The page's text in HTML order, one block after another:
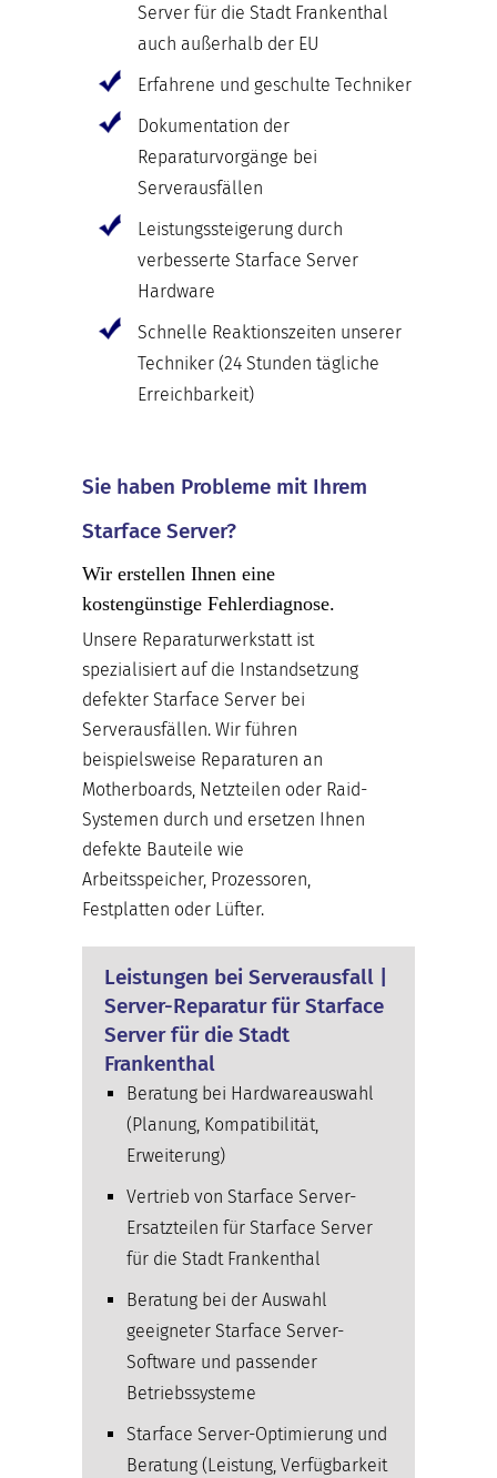
Server für die Stadt Frankenthal
auch außerhalb der EU
Erfahrene und geschulte Techniker
Dokumentation der
Reparaturvorgänge bei
Serverausfällen
Leistungssteigerung durch
verbesserte Starface Server
Hardware
Schnelle Reaktionszeiten unserer
Techniker (24 Stunden tägliche
Erreichbarkeit)
Sie haben Probleme mit Ihrem
Starface Server?
Wir erstellen Ihnen eine
kostengünstige Fehlerdiagnose.
Unsere Reparaturwerkstatt ist
spezialisiert auf die Instandsetzung
defekter Starface Server bei
Serverausfällen. Wir führen
beispielsweise Reparaturen an
Motherboards, Netzteilen oder Raid-
Systemen durch und ersetzen Ihnen
defekte Bauteile wie
Arbeitsspeicher, Prozessoren,
Festplatten oder Lüfter.
Leistungen bei Serverausfall |
Server-Reparatur für Starface
Server für die Stadt
Frankenthal
Beratung bei Hardwareauswahl
(Planung, Kompatibilität,
Erweiterung)
Vertrieb von Starface Server-
Ersatzteilen für Starface Server
für die Stadt Frankenthal
Beratung bei der Auswahl
geeigneter Starface Server-
Software und passender
Betriebssysteme
Starface Server-Optimierung und
Beratung (Leistung, Verfügbarkeit